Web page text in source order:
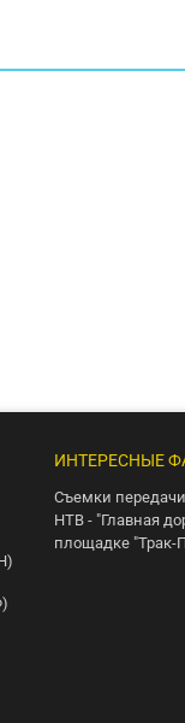
ИНТЕРЕСНЫЕ
Съемки
НТВ - "Главная
площадке "Трак-